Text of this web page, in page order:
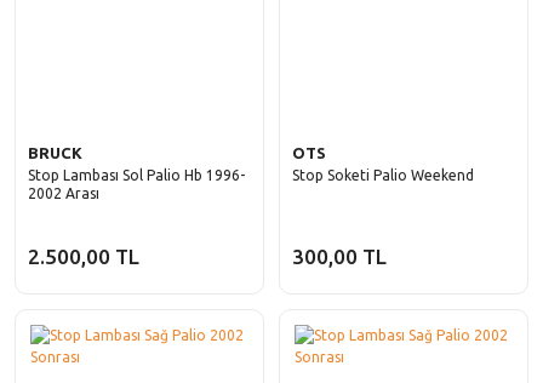
BRUCK
Stop Lambası Sol Palio Hb 1996-
2002 Arası
2.500,00 TL
OTS
Stop Soketi Palio Weekend
300,00 TL